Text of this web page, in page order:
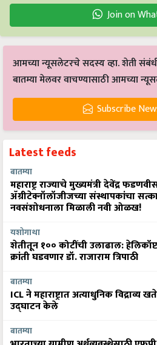
Join on
आमच्या न्यूसलेटरचे सदस्य व्हा. शेती
बातम्या मेलवर वाचण्यासाठी आमच्या
Subscribe
Latest feeds
बातम्या
महाराष्ट्र राज्याचे मुख्यमंत्री देवेंद्र
ॲग्रीटेक्नॉलॉजीजच्या संस्थापकांचा
नवसंशोधनाला मिळाली नवी ओळख!
यशोगाथा
शेतीतून १०० कोटींची उलाढाल:
क्रांती घडवणार डॉ. राजाराम त्रिपाठी
बातम्या
ICL ने महाराष्ट्रात अत्याधुनिक विद्राव्य
उद्घाटन केले
बातम्या